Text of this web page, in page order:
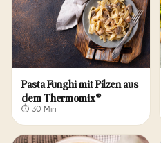
Pas­ta Fung­hi mit Pilzen aus
dem Thermomix®
⏱ 30 Min